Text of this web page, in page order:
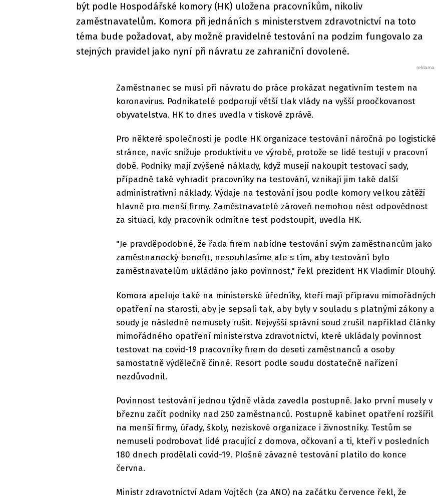
být podle Hospodářské komory (HK) uložena pracovníkům, nikoliv
zaměstnavatelům. Komora při jednáních s ministerstvem zdravotnictví na toto
téma bude požadovat, aby možné pravidelné testování na podzim fungovalo za
stejných pravidel jako nyní při návratu ze zahraniční dovolené.
Zaměstnanec se musí při návratu do práce prokázat negativním testem na
koronavirus. Podnikatelé podporují větší tlak vlády na vyšší proočkovanost
obyvatelstva. HK to dnes uvedla v tiskové zprávě.
Pro některé společnosti je podle HK organizace testování náročná po logistické
stránce, navíc snižuje produktivitu ve výrobě, protože se lidé testují v pracovní
době. Podniky mají zvýšené náklady, když musejí nakoupit testovací sady,
případně také vyhradit pracovníky na testování, vznikají jim také další
administrativní náklady. Výdaje na testování jsou podle komory velkou zátěží
hlavně pro menší firmy. Zaměstnavatelé zároveň nemohou nést odpovědnost
za situaci, kdy pracovník odmítne test podstoupit, uvedla HK.
"Je pravděpodobné, že řada firem nabídne testování svým zaměstnancům jako
zaměstnanecký benefit, nesouhlasíme ale s tím, aby testování bylo
zaměstnavatelům ukládáno jako povinnost," řekl prezident HK Vladimír Dlouhý.
Komora apeluje také na ministerské úředníky, kteří mají přípravu mimořádných
opatření na starosti, aby je sepsali tak, aby byly v souladu s platnými zákony a
soudy je následně nemusely rušit. Nejvyšší správní soud zrušil například články
mimořádného opatření ministerstva zdravotnictví, které ukládaly povinnost
testovat na covid-19 pracovníky firem do deseti zaměstnanců a osoby
samostatně výdělečně činné. Resort podle soudu dostatečně nařízení
nezdůvodnil.
Povinnost testování jednou týdně vláda zavedla postupně. Jako první musely v
březnu začít podniky nad 250 zaměstnanců. Postupně kabinet opatření rozšířil
na menší firmy, úřady, školy, neziskové organizace i živnostníky. Testům se
nemuseli podrobovat lidé pracující z domova, očkovaní a ti, kteří v posledních
180 dnech prodělali covid-19. Plošné závazné testování platilo do konce
června.
Ministr zdravotnictví Adam Vojtěch (za ANO) na začátku července řekl, že